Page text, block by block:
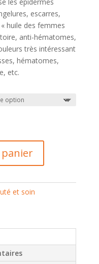
escarres,
huile des femmes
anti-hématomes,
très intéressant
hématomes,
etc.
et soin